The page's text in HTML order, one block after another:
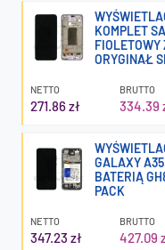
KOMPLET
ORYGINAŁ
NETTO
271.86 zł
BRUTTO
334.39
GALAXY
BATERIĄ
PACK
NETTO
347.23 zł
BRUTTO
427.09